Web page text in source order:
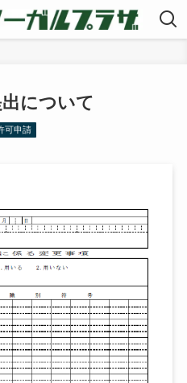
について
可申請